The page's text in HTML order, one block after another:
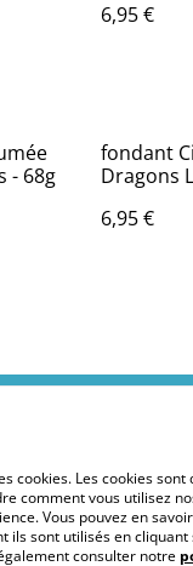
6,95 €
- 68g
fondant
Dragons
6,95 €
Site
cookies. Les cookies
comment vous utilisez
Vous pouvez en
ils sont utilisés en
consulter notre